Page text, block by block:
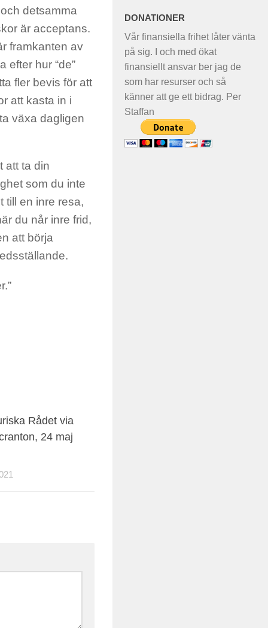
detsamma
är acceptans.
framkanten av
efter hur “de”
fler bevis för att
att kasta in i
växa dagligen
att ta din
som du inte
till en inre resa,
du når inre frid,
att börja
Rådet via
24 maj
DONATIONER
Vår finansiella frihet låter vänta
på sig. I och med ökat
finansiellt ansvar ber jag de
som har resurser och så
känner att ge ett bidrag. Per
Staffan